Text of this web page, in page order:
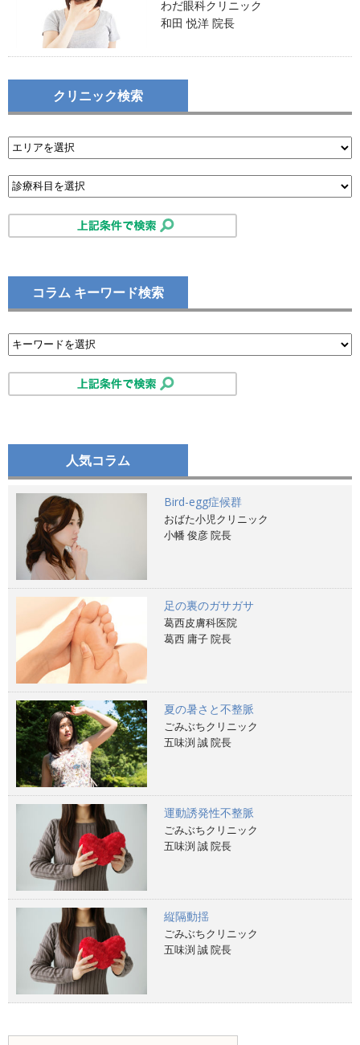
わだ眼科クリニック
和田 悦洋 院長
クリニック検索
コラム キーワード検索
人気コラム
Bird-egg症候群
おばた小児クリニック
小幡 俊彦 院長
足の裏のガサガサ
葛西皮膚科医院
葛西 庸子 院長
夏の暑さと不整脈
ごみぶちクリニック
五味渕 誠 院長
運動誘発性不整脈
ごみぶちクリニック
五味渕 誠 院長
縦隔動揺
ごみぶちクリニック
五味渕 誠 院長